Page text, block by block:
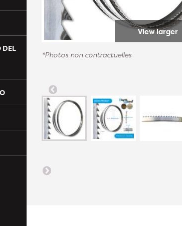
DEL
View larger
*Photos non contractuelles